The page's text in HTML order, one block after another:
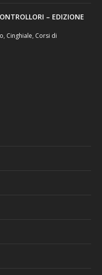
– EDIZIONE
, Cinghiale, Corsi di